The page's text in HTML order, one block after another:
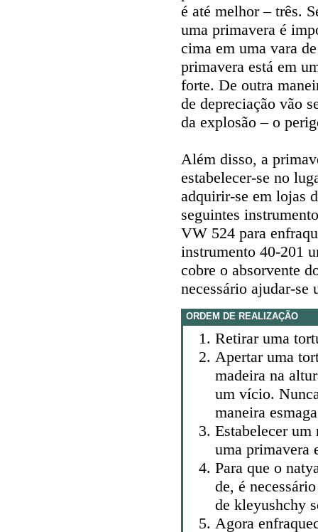
é até melhor – três.
uma primavera é
cima em uma vara
primavera está em
forte. De outra
de depreciação vão
da explosão – o
Além disso, a
estabelecer-se no
adquirir-se em lojas
seguintes
VW 524 para
instrumento 40-201
cobre o absorvente
necessário ajudar-se
ORDEM DE REALIZAÇÃO
Retirar uma
Apertar uma
madeira na
um vício.
maneira
Estabelecer
uma primavera
Para que o
de, é
de kleyushchy
Agora